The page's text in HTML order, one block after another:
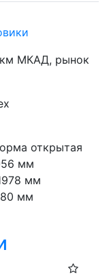
км МКАД, рынок
открытая
мм
мм
мм